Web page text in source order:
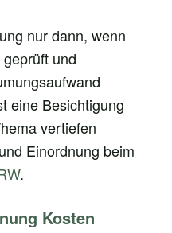
nur dann, wenn
und
eine Besichtigung
vertiefen
Einordnung beim
.
Kosten